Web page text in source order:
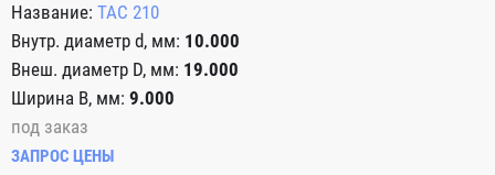
TAC 210
10.000
19.000
9.000
под заказ
ЗАПРОС ЦЕНЫ